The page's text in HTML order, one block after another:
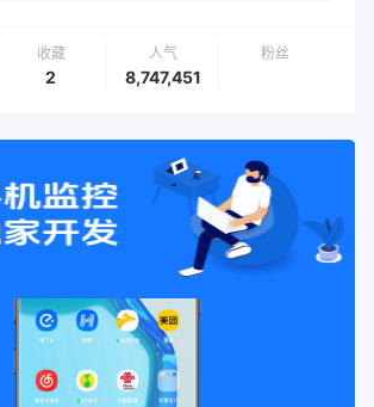
收藏
2
人气
8,747,451
粉丝